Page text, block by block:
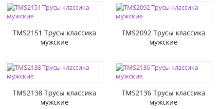
TMS2151 Трусы классика
мужские
TMS2092 Трусы классика
мужские
TMS2138 Трусы классика
мужские
TMS2136 Трусы классика
мужские